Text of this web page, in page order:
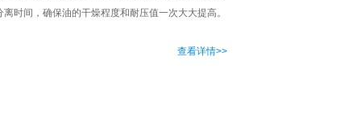
时间，确保油的干燥程度和耐压值一次大大提高。
查看详情>>